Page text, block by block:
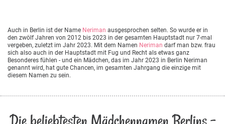
Auch in Berlin ist der Name Neriman ausgesprochen selten. So wurde er in
den zwölf Jahren von 2012 bis 2023 in der gesamten Hauptstadt nur 7-mal
vergeben, zuletzt im Jahr 2023. Mit dem Namen Neriman darf man bzw. frau
sich also auch in der Hauptstadt mit Fug und Recht als etwas ganz
Besonderes fühlen - und ein Mädchen, das im Jahr 2023 in Berlin Neriman
genannt wird, hat gute Chancen, im gesamten Jahrgang die einzige mit
diesem Namen zu sein.
Die beliebtesten Mädchennamen Berlins -